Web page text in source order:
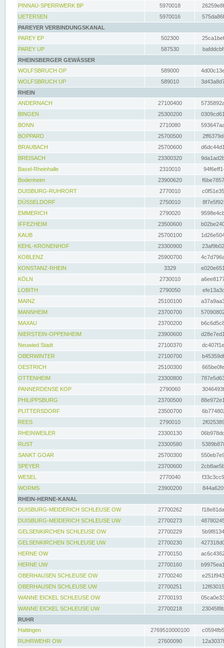
PINNAU-SPERRWERK BP
5970018
UETERSEN
5970016
PAREYER VERBINDUNGSKANAL
PAREY EP
502300
PAREY UP
587530
RHEINSBERGER GEWÄSSER
WOLFSBRUCH OP
589000
WOLFSBRUCH UP
589010
RHEIN
ANDERNACH
27100400
BINGEN
25300200
BONN
2710080
BOPPARD
25700500
BRAUBACH
25700600
BREISACH
23300320
Basel-Rheinhalle
2310010
Bodenheim
23900620
DUISBURG-RUHRORT
2770010
DÜSSELDORF
2750010
EMMERICH
2790020
IFFEZHEIM
23500600
KAUB
25700100
KEHL-KRONENHOF
23300900
KOBLENZ
25900700
KONSTANZ-RHEIN
3329
KÖLN
2730010
LOBITH
2790050
MAINZ
25100100
MANNHEIM
23700700
MAXAU
23700200
NIERSTEIN-OPPENHEIM
23900600
Neuwied Stadt
27100370
OBERWINTER
27100700
OESTRICH
25100300
OTTENHEIM
23300800
PANNERDENSE KOP
2790060
PHILIPPSBURG
23700500
PLITTERSDORF
23500700
REES
2790010
RHEINWEILER
23300130
RUST
23300580
SANKT GOAR
25700300
SPEYER
23700600
WESEL
2770040
WORMS
23900200
RHEIN-HERNE-KANAL
DUISBURG-MEIDERICH SCHLEUSE OW
27700262
DUISBURG-MEIDERICH SCHLEUSE UW
27700273
GELSENKIRCHEN SCHLEUSE OW
27700229
GELSENKIRCHEN SCHLEUSE UW
27700230
HERNE OW
27700150
HERNE UW
27700160
OBERHAUSEN SCHLEUSE OW
27700240
OBERHAUSEN SCHLEUSE UW
27700251
WANNE EICKEL SCHLEUSE OW
27700193
WANNE EICKEL SCHLEUSE UW
27700218
RUHR
Hattingen
2769510000100
RUHRWEHR OW
27600090